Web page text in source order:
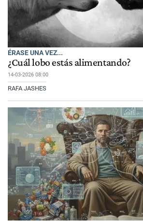
ÉRASE UNA VEZ...
¿Cuál lobo estás alimentando?
14-03-2026 08:00
RAFA JASHES